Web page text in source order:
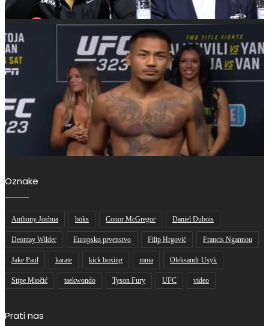
Oznake
Anthony Joshua boks Conor McGregor Daniel Dubois
Deontay Wilder Europsko prvenstvo Filip Hrgović Francis Ngannou
Jake Paul karate kick boxing mma Oleksandr Usyk
Stipe Miočić taekwondo Tyson Fury UFC video
Prati nas